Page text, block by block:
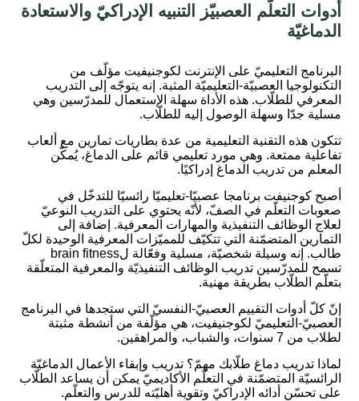
أدوات التعلّم العصبيّز التنبيه الإدراكيّ والاستعادة
الدماغيّة
البرنامج التعليميّ على الإنترنت لكوجنيفيت مؤلّف من
التكنولوجيا العصبيّة-التعليميّة المثبة. إنه يتوجّه إلى التدريب
المعرفي للطلّاب. هذه الأداة سهلة الإستعمال للمدرّسين وهي
مسلية جدّا وسهلة الوصول إليه للطلّاب.
تتكون هذه التقنية التعليمية من عدة بطاريات تمارين مع ألعاب
تفاعلية ممتعة. وهي مورد تعليمي قائم على الدماغ، يُمكّن
المعلم من تدريب الدماغ إدراكيًا.
أصبح كوجنيفت برنامجا عصبيّا-تعليميّا رائسيّا للتدخّل في
صعوبات التعلّم في الصفّ، لأنّه يحتوي على التدريب النوعيّ
لعلاج الوظائف التنفيذية والمهارات المعرفية. إضافة إلى
التمارين المتضمّنة التي تتكيّف للمميّزات المعرفية الوحيدة لكلّ
طالب. إنه وسيلة شخصيّة، مسلية وفعّالة لbrain fitness
تسمح للمدرّسين تدريب الوظائف التنفيذيّة والمعرفية المتعلّقة
بتعلّم الطلّاب بطريقة مهنية.
إنّ كلّ أدوات التقييم العصبيّ-النفسيّ التي ستجدها في البرنامج
العصبيّ-التعليميّ لكوجنيفيت، هي مؤلّفة من أنشطة مثبتة
لطلاب من 7 سنوات، والشباب، والمراهقين.
لماذا تدريب دماغ طلّابك مهمّ؟ تدريب وإبقاء الأعمال الدماغيّة
الرائسيّة المتضمّنة في التعلّم الأكاديميّ يمكن أن يساعد الطلّاب
على تحسّن أدائه الإدراكيّ وتقوية أهليّته للدرس والتعلّم.